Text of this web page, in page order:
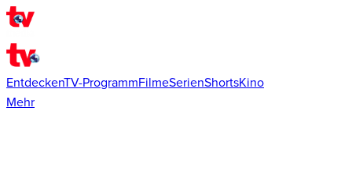
EntdeckenTV-ProgrammFilmeSerienShortsKino
Mehr